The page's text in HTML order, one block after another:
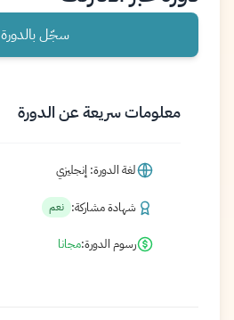
سجّل بالدورة
معلومات سريعة عن الدورة
لغة الدورة: إنجليزي
شهادة مشاركة: نعم
رسوم الدورة:مجانا